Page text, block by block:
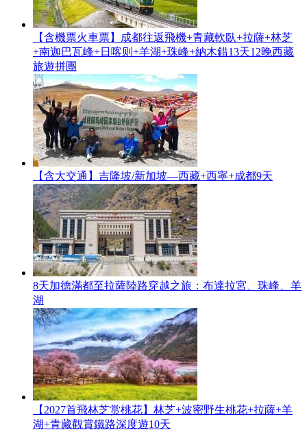
【含機票火車票】成都往返飛機+青藏軟臥+拉薩+林芝
+南迦巴瓦峰+日喀则+羊湖+珠峰+納木錯13天12晚西藏
旅遊拼團
【含大交通】吉隆坡/新加坡—西藏+西寧+成都9天
8天加德滿都至拉薩陸路穿越之旅：布達拉宮、珠峰、羊
湖
【2027首飛林芝赏桃花】林芝+波密野生桃花+拉薩+羊
湖+青藏觀賞鐵路深度遊10天